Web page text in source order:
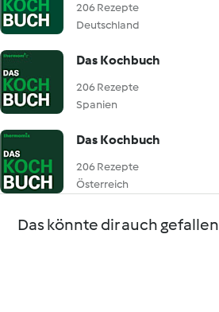
206 Rezepte
Deutschland
Das Kochbuch
206 Rezepte
Spanien
Das Kochbuch
206 Rezepte
Österreich
Das könnte dir auch gefallen